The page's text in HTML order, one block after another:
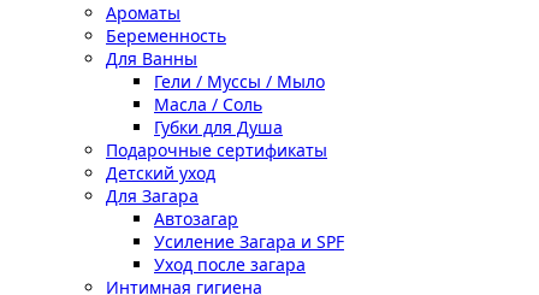
Ароматы
Беременность
Для Ванны
Гели / Муссы / Мыло
Масла / Соль
Губки для Душа
Подарочные сертификаты
Детский уход
Для Загара
Автозагар
Усиление Загара и SPF
Уход после загара
Интимная гигиена